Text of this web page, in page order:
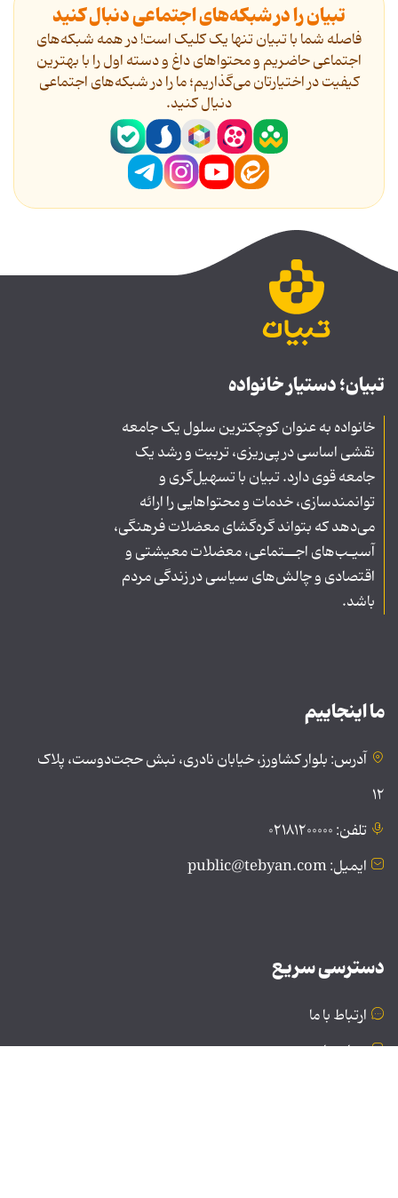
تبیان را در شبکه‌های اجتماعی دنبال کنید
فاصله شما با تبیان تنها یک کلیک است! در همه شبکه‌های
اجتماعی حاضریم و محتواهای داغ و دسته اول را با بهترین
کیفیت در اختیارتان می‌گذاریم؛ ما را در شبکه‌های اجتماعی
دنیال کنید.
تبیان؛ دستیار خانواده
خانواده به عنوان کوچکترین سلول یک جامعه
نقشی اساسی در پی‌ریزی، تربیت و رشد یک
جامعه قوی دارد. تبیان با تسهیل‌گری و
توانمندسازی، خدمات و محتواهایی را ارائه
می‌دهد که بتواند گره‌گشای معضلات فرهنگی،
آسیـب‌های اجــتماعی، معضلات معیشتی و
اقتصادی و چالش‌های سیاسی در زندگی مردم
باشد.
ما اینجاییم
آدرس: بلوار کشاورز، خیابان نادری، نبش حجت‌دوست، پلاک
۱۲
تلفن: ۰۲۱۸۱۲۰۰۰۰۰
ایمیل: public@tebyan.com
دسترسی سریع
ارتباط با ما
درباره ما